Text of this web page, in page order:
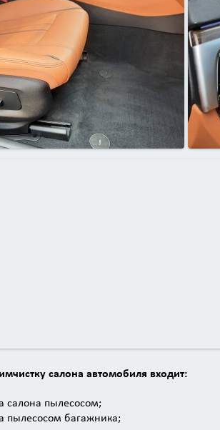
салона автомобиля входит:
салона пылесосом;
пылесосом багажника;